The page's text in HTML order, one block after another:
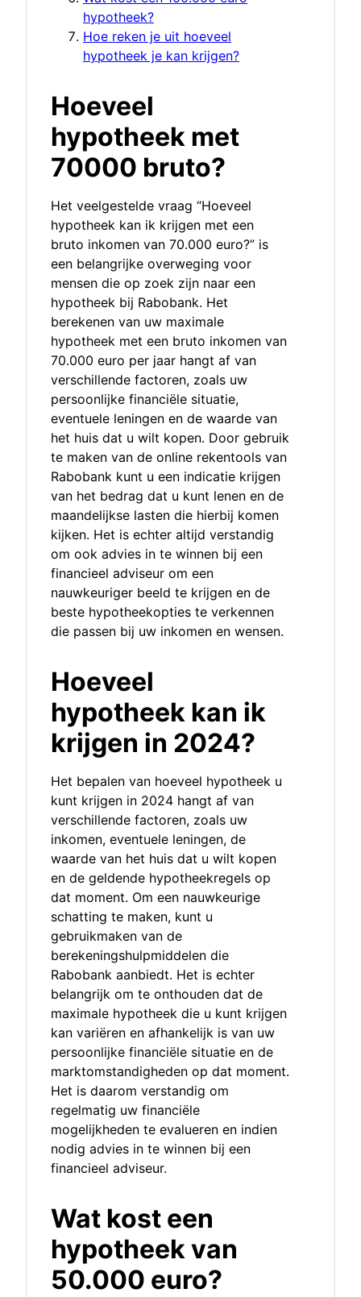
hypotheek?
Hoe reken je uit hoeveel
hypotheek je kan krijgen?
Hoeveel
hypotheek met
70000 bruto?
Het veelgestelde vraag “Hoeveel
hypotheek kan ik krijgen met een
bruto inkomen van 70.000 euro?” is
een belangrijke overweging voor
mensen die op zoek zijn naar een
hypotheek bij Rabobank. Het
berekenen van uw maximale
hypotheek met een bruto inkomen van
70.000 euro per jaar hangt af van
verschillende factoren, zoals uw
persoonlijke financiële situatie,
eventuele leningen en de waarde van
het huis dat u wilt kopen. Door gebruik
te maken van de online rekentools van
Rabobank kunt u een indicatie krijgen
van het bedrag dat u kunt lenen en de
maandelijkse lasten die hierbij komen
kijken. Het is echter altijd verstandig
om ook advies in te winnen bij een
financieel adviseur om een
nauwkeuriger beeld te krijgen en de
beste hypotheekopties te verkennen
die passen bij uw inkomen en wensen.
Hoeveel
hypotheek kan ik
krijgen in 2024?
Het bepalen van hoeveel hypotheek u
kunt krijgen in 2024 hangt af van
verschillende factoren, zoals uw
inkomen, eventuele leningen, de
waarde van het huis dat u wilt kopen
en de geldende hypotheekregels op
dat moment. Om een nauwkeurige
schatting te maken, kunt u
gebruikmaken van de
berekeningshulpmiddelen die
Rabobank aanbiedt. Het is echter
belangrijk om te onthouden dat de
maximale hypotheek die u kunt krijgen
kan variëren en afhankelijk is van uw
persoonlijke financiële situatie en de
marktomstandigheden op dat moment.
Het is daarom verstandig om
regelmatig uw financiële
mogelijkheden te evalueren en indien
nodig advies in te winnen bij een
financieel adviseur.
Wat kost een
hypotheek van
50.000 euro?